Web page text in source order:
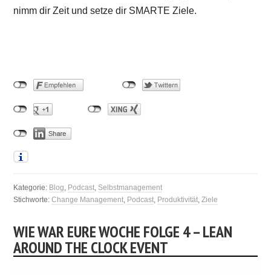
nimm dir Zeit und setze dir SMARTE Ziele.
Kategorie: Blog Podcast Selbstmanagement
Stichworte:Change Management Podcast Produktivität Ziele
WIE WAR EURE WOCHE FOLGE 4 – LEAN
AROUND THE CLOCK EVENT